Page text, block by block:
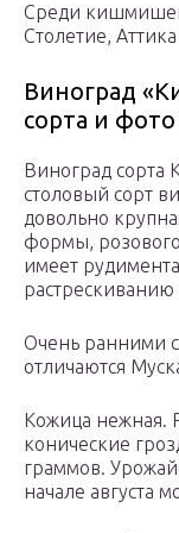
Среди
Столетие,
Виноград
сорта и фото
Виноград
столовый сорт
довольно
формы, розового
имеет
растрескиванию
Очень ранними
отличаются
Кожица нежная.
конические
граммов.
начале августа